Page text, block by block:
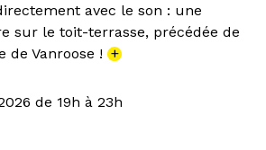
avec le son : une
sur le toit-terrasse, précédée de
de Vanroose ! +
de 19h à 23h